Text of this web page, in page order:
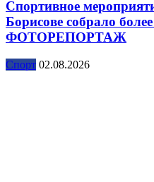
Спортивное
Борисове собрало
ФОТОРЕПОРТАЖ
Спорт 02.08.2026